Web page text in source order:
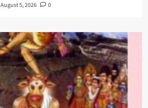
August 5, 2026 0